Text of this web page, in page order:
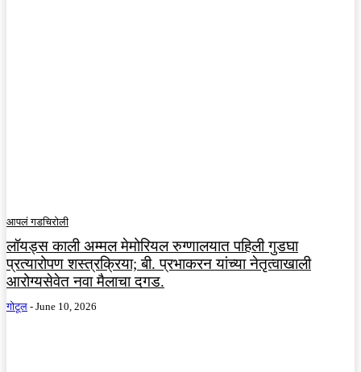
आपलं गडचिरोली
लॉयड्स काली अम्मल मेमोरियल रुग्णालयात पहिली गुडघा
प्रत्यारोपण शस्त्रक्रिया; बी. प्रभाकरन यांच्या नेतृत्वाखाली
आरोग्यसेवेत नवा मैलाचा दगड.
गोटूल - June 10, 2026